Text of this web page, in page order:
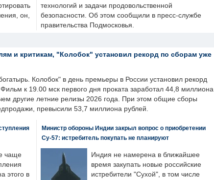
он,
технологий и задачи продовольственной
безопасности. Об этом сообщили в пресс-службе
правительства Подмосковья.
и критикам, "Колобок" установил рекорд по сборам уже
Колобок" в день премьеры в России установил рекорд
к 19.00 мск первого дня проката заработал 44,8 миллиона
другие летние релизы 2026 года. При этом общие сборы
превысили 53,7 миллиона рублей.
чаще
этого в
Министр обороны Индии закрыл вопрос о приобретении
Су-57: истребитель покупать не планируют
Индия не намерена в ближайшее
время закупать новые российские
истребители "Сухой", в том числе